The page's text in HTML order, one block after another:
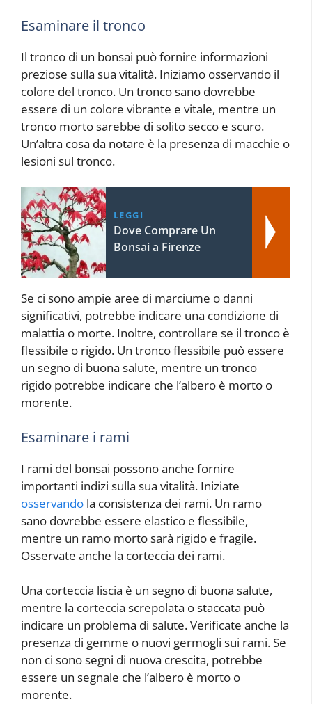
Esaminare il tronco
Il tronco di un bonsai può fornire informazioni
preziose sulla sua vitalità. Iniziamo osservando il
colore del tronco. Un tronco sano dovrebbe
essere di un colore vibrante e vitale, mentre un
tronco morto sarebbe di solito secco e scuro.
Un’altra cosa da notare è la presenza di macchie o
lesioni sul tronco.
LEGGI
Dove Comprare Un
Bonsai a Firenze
Se ci sono ampie aree di marciume o danni
significativi, potrebbe indicare una condizione di
malattia o morte. Inoltre, controllare se il tronco è
flessibile o rigido. Un tronco flessibile può essere
un segno di buona salute, mentre un tronco
rigido potrebbe indicare che l’albero è morto o
morente.
Esaminare i rami
I rami del bonsai possono anche fornire
importanti indizi sulla sua vitalità. Iniziate
osservando la consistenza dei rami. Un ramo
sano dovrebbe essere elastico e flessibile,
mentre un ramo morto sarà rigido e fragile.
Osservate anche la corteccia dei rami.
Una corteccia liscia è un segno di buona salute,
mentre la corteccia screpolata o staccata può
indicare un problema di salute. Verificate anche la
presenza di gemme o nuovi germogli sui rami. Se
non ci sono segni di nuova crescita, potrebbe
essere un segnale che l’albero è morto o
morente.